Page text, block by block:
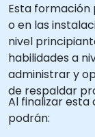
Esta
o en las
nivel
habilidades a
administrar y
de respaldar
Al finalizar
podrán: